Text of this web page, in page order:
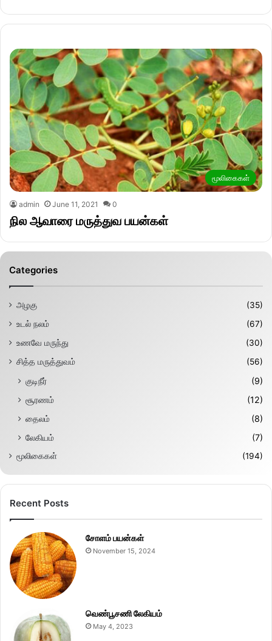
மூலிகைகள்
admin June 11, 2021 0
நில ஆவாரை மருத்துவ பயன்கள்
Categories
அழகு
(35)
உடல் நலம்
(67)
உணவே மருந்து
(30)
சித்த மருத்துவம்
(56)
குடிநீர்
(9)
சூரணம்
(12)
தைலம்
(8)
லேகியம்
(7)
மூலிகைகள் (194)
Recent Posts
சோளம் பயன்கள்
November 15, 2024
வெண்பூசணி லேகியம்
May 4, 2023